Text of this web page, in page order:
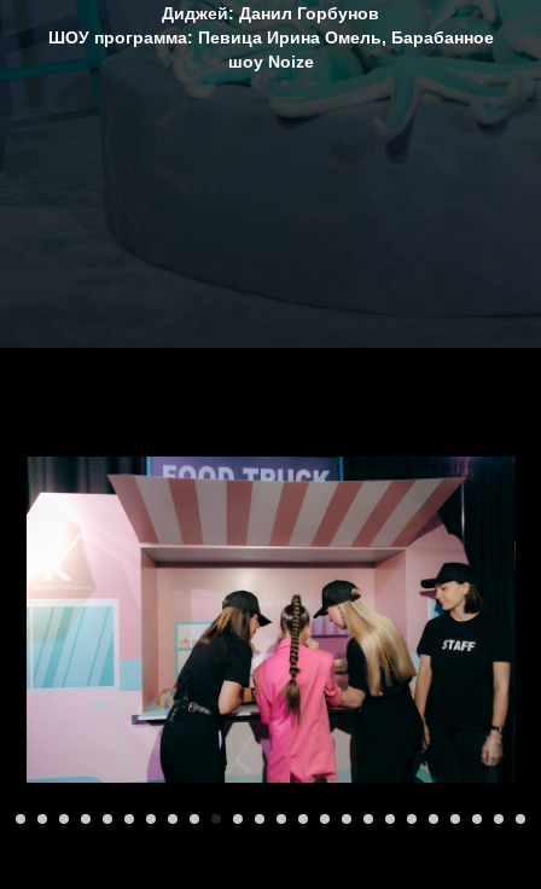
Диджей: Данил Горбунов
ШОУ программа: Певица Ирина Омель, Барабанное
шоу Noize